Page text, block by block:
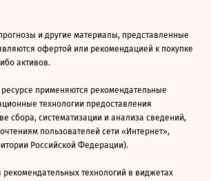
и другие материалы, представленные
офертой или рекомендацией к покупке
активов.
применяются рекомендательные
технологии предоставления
сбора, систематизации и анализа сведений,
пользователей сети «Интернет»,
Российской Федерации).
технологий в виджетах